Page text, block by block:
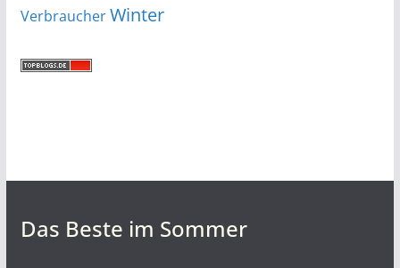
VerbraucherWinter
Das Beste im Sommer